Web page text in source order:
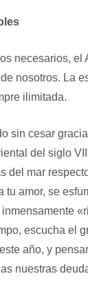
necesarios, el
nosotros. La
ilimitada.
sin cesar
del siglo
del mar
amor, se
escucha el
año, y
nuestras